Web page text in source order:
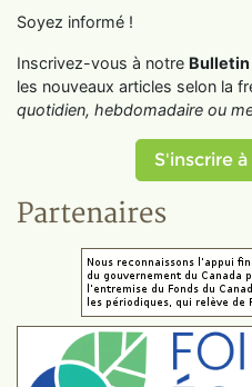
Soyez informé !
Inscrivez-vous à notre Bulletin
les nouveaux articles selon la
quotidien, hebdomadaire ou
S'inscrire
Partenaires